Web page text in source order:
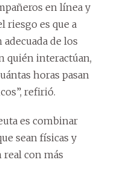
en línea y
riesgo es que a
de los
quién interactúan,
horas pasan
refirió.
es combinar
sean físicas y
con más